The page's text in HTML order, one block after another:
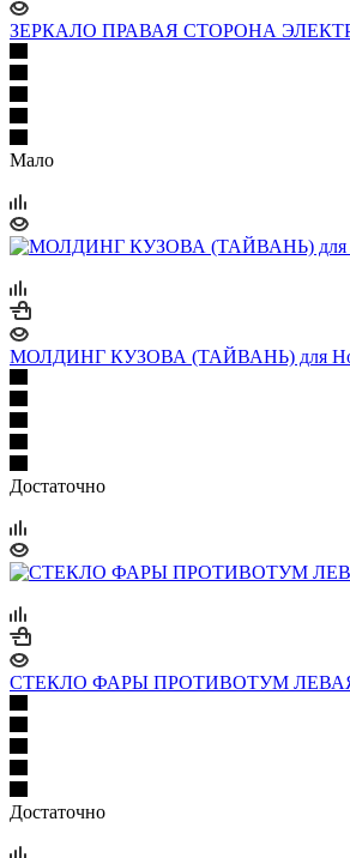
ЗЕРКАЛО ПРАВАЯ СТОРОНА ЭЛЕКТР
Мало
МОЛДИНГ КУЗОВА (ТАЙВАНЬ) для
Достаточно
СТЕКЛО ФАРЫ ПРОТИВОТУМ ЛЕВАЯ
Достаточно